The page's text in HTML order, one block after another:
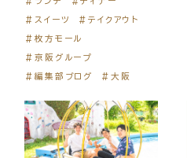
＃スイーツ
＃テイクアウト
＃枚方モール
＃京阪グループ
＃編集部ブログ
＃大阪